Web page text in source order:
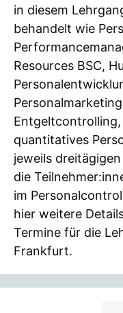
in diesem
behandelt wie
Resources BSC,
quantitatives
jeweils
die
im
hier weitere
Termine für die
Frankfurt.